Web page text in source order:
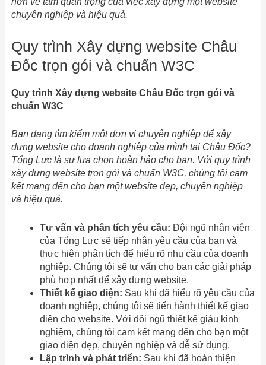
chuyên nghiệp và hiệu quả.
Quy trình Xây dựng website Châu
Đốc trọn gói và chuẩn W3C
Quy trình Xây dựng website Châu Đốc trọn gói và
chuẩn W3C
Bạn đang tìm kiếm một đơn vị chuyên nghiệp để xây
dựng website cho doanh nghiệp của mình tại Châu Đốc?
Tổng Lực là sự lựa chọn hoàn hảo cho bạn. Với quy trình
xây dựng website trọn gói và chuẩn W3C, chúng tôi cam
kết mang đến cho bạn một website đẹp, chuyên nghiệp
và hiệu quả.
Tư vấn và phân tích yêu cầu: Đội ngũ nhân viên
của Tổng Lực sẽ tiếp nhận yêu cầu của bạn và
thực hiện phân tích để hiểu rõ nhu cầu của doanh
nghiệp. Chúng tôi sẽ tư vấn cho bạn các giải pháp
phù hợp nhất để xây dựng website.
Thiết kế giao diện: Sau khi đã hiểu rõ yêu cầu của
doanh nghiệp, chúng tôi sẽ tiến hành thiết kế giao
diện cho website. Với đội ngũ thiết kế giàu kinh
nghiệm, chúng tôi cam kết mang đến cho bạn một
giao diện đẹp, chuyên nghiệp và dễ sử dụng.
Lập trình và phát triển: Sau khi đã hoàn thiện